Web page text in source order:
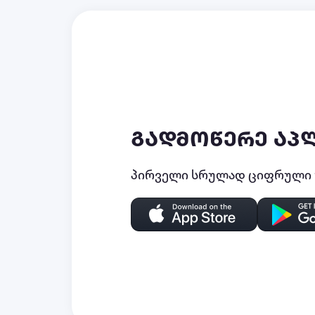
გადმოწერე
პირველი სრულად ციფრული